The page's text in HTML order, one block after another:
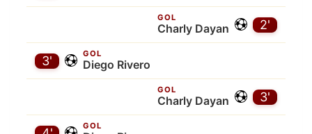
2'
GOL
Charly Dayan
GOL
Diego Rivero
3'
3'
GOL
Charly Dayan
GOL